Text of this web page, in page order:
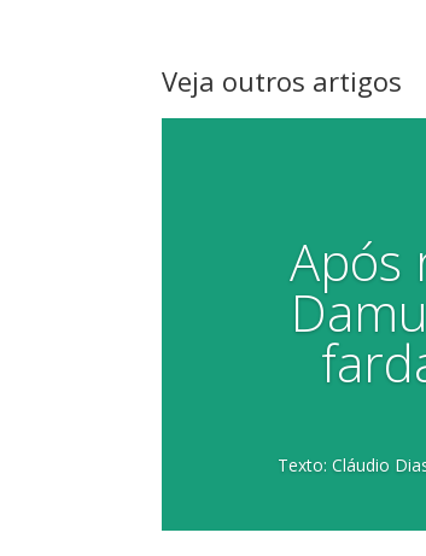
Veja outros artigos
Após
Texto: Cláudio